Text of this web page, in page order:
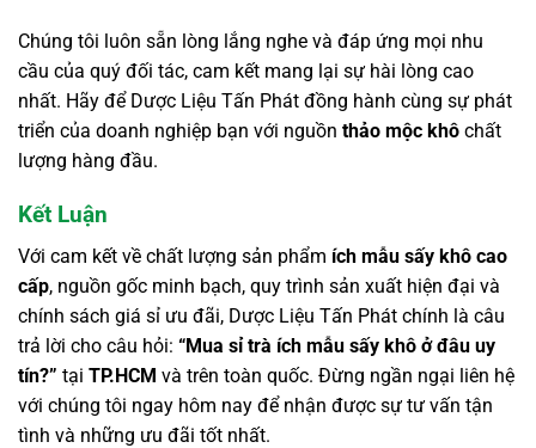
Chúng tôi luôn sẵn lòng lắng nghe và đáp ứng mọi nhu
cầu của quý đối tác, cam kết mang lại sự hài lòng cao
nhất. Hãy để Dược Liệu Tấn Phát đồng hành cùng sự phát
triển của doanh nghiệp bạn với nguồn thảo mộc khô chất
lượng hàng đầu.
Kết Luận
Với cam kết về chất lượng sản phẩm ích mẫu sấy khô cao
cấp, nguồn gốc minh bạch, quy trình sản xuất hiện đại và
chính sách giá sỉ ưu đãi, Dược Liệu Tấn Phát chính là câu
trả lời cho câu hỏi: “Mua sỉ trà ích mẫu sấy khô ở đâu uy
tín?” tại TP.HCM và trên toàn quốc. Đừng ngần ngại liên hệ
với chúng tôi ngay hôm nay để nhận được sự tư vấn tận
tình và những ưu đãi tốt nhất.